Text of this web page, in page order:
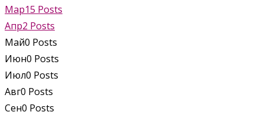
Мар15 Posts
Апр2 Posts
Май0 Posts
Июн0 Posts
Июл0 Posts
Авг0 Posts
Сен0 Posts